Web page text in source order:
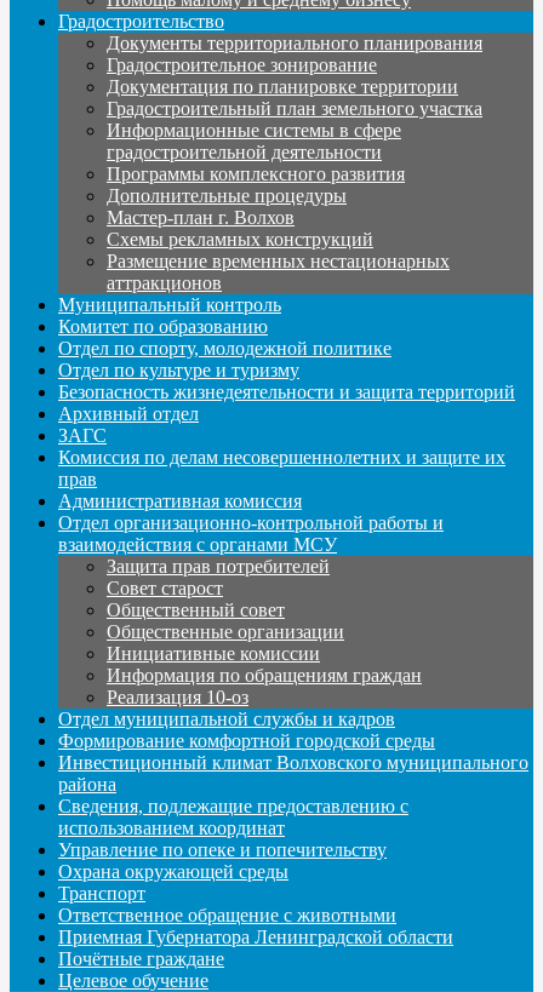
Градостроительство
Документы территориального планирования
Градостроительное зонирование
Документация по планировке территории
Градостроительный план земельного участка
Информационные системы в сфере
градостроительной деятельности
Программы комплексного развития
Дополнительные процедуры
Мастер-план г. Волхов
Схемы рекламных конструкций
Размещение временных нестационарных
аттракционов
Муниципальный контроль
Комитет по образованию
Отдел по спорту, молодежной политике
Отдел по культуре и туризму
Безопасность жизнедеятельности и защита территорий
Архивный отдел
ЗАГС
Комиссия по делам несовершеннолетних и защите их
прав
Административная комиссия
Отдел организационно-контрольной работы и
взаимодействия с органами МСУ
Защита прав потребителей
Совет старост
Общественный совет
Общественные организации
Инициативные комиссии
Информация по обращениям граждан
Реализация 10-оз
Отдел муниципальной службы и кадров
Формирование комфортной городской среды
Инвестиционный климат Волховского муниципального
района
Сведения, подлежащие предоставлению с
использованием координат
Управление по опеке и попечительству
Охрана окружающей среды
Транспорт
Ответственное обращение с животными
Приемная Губернатора Ленинградской области
Почётные граждане
Целевое обучение